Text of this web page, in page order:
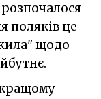
поляків це
щодо